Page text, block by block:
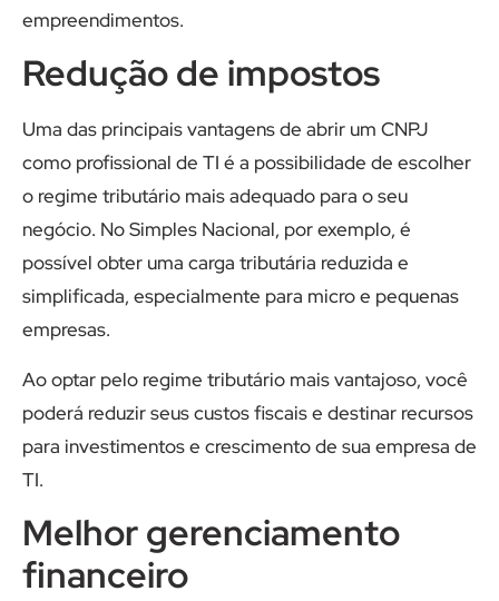
empreendimentos.
Redução de impostos
Uma das principais vantagens de abrir um CNPJ
como profissional de TI é a possibilidade de escolher
o regime tributário mais adequado para o seu
negócio. No Simples Nacional, por exemplo, é
possível obter uma carga tributária reduzida e
simplificada, especialmente para micro e pequenas
empresas.
Ao optar pelo regime tributário mais vantajoso, você
poderá reduzir seus custos fiscais e destinar recursos
para investimentos e crescimento de sua empresa de
TI.
Melhor gerenciamento
financeiro